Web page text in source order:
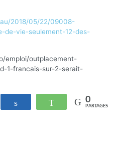
2018/05/22/09008-
de-vie-seulement-12-des-
emploi/outplacement-
1-francais-sur-2-serait-
Partagez WhatsApp
0
PARTAGES